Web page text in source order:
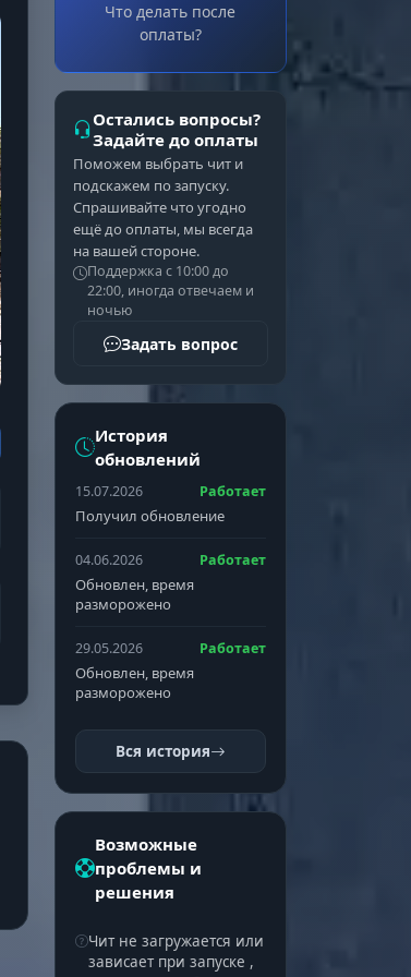
Что делать после
оплаты?
Остались вопросы?
Задайте до оплаты
Поможем выбрать чит и
подскажем по запуску.
Спрашивайте что угодно
ещё до оплаты, мы всегда
на вашей стороне.
Поддержка с 10:00 до
22:00, иногда отвечаем и
ночью
Задать вопрос
История
обновлений
15.07.2026 Работает
Получил обновление
04.06.2026 Работает
Обновлен, время
разморожено
29.05.2026 Работает
Обновлен, время
разморожено
Вся история
Возможные
проблемы и
решения
Чит не загружается или
зависает при запуске ,